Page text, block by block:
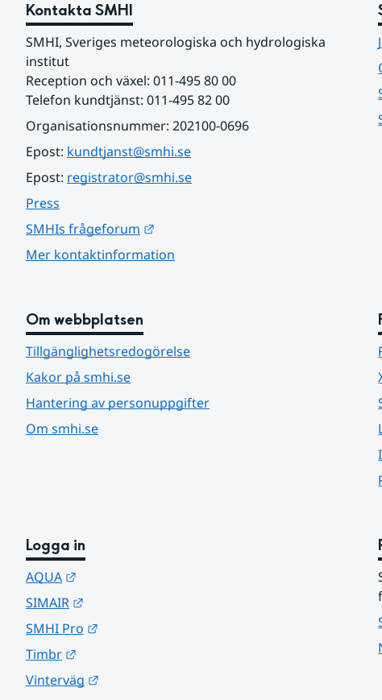
Kontakta SMHI
SMHI, Sveriges meteorologiska och hydrologiska
institut
Reception och växel: 011-495 80 00
Telefon kundtjänst: 011-495 82 00
Organisationsnummer: 202100-0696
Epost: kundtjanst@smhi.se
Epost: registrator@smhi.se
Press
SMHIs frågeforum
Mer kontaktinformation
Om webbplatsen
Tillgänglighetsredogörelse
Kakor på smhi.se
Hantering av personuppgifter
Om smhi.se
Logga in
AQUA
SIMAIR
SMHI Pro
Timbr
Vinterväg